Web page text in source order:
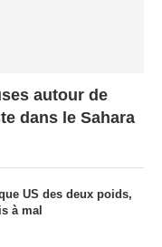
autour de
dans le Sahara
US des deux poids,
à mal